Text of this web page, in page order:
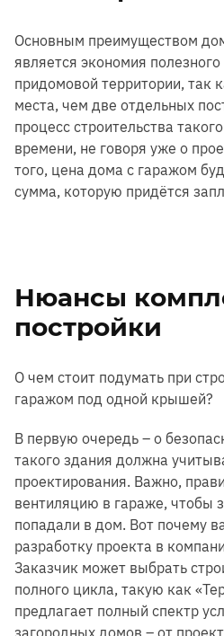
Основным преимуществом
является экономия полезного
придомовой территории, так
места, чем две отдельных
процесс строительства
времени, не говоря уже о
того, цена дома с гаражом
сумма, которую придётся
Нюансы
постройки
О чем стоит подумать при
гаражом под одной крышей?
В первую очередь – о
такого здания должна
проектирования. Важно,
вентиляцию в гараже, чтобы
попадали в дом. Вот почему
разработку проекта в
Заказчик может выбрать
полного цикла, такую как
предлагает полный спектр
загородных домов – от